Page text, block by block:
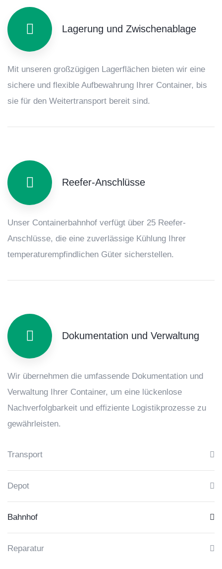
Transport
Depot
Bahnhof
Reparatur
Lagerung und Zwischenablage
Mit unseren großzügigen Lagerflächen bieten wir eine
sichere und flexible Aufbewahrung Ihrer Container, bis
sie für den Weitertransport bereit sind.
Reefer-Anschlüsse
Unser Containerbahnhof verfügt über 25 Reefer-
Anschlüsse, die eine zuverlässige Kühlung Ihrer
temperaturempfindlichen Güter sicherstellen.
Dokumentation und Verwaltung
Wir übernehmen die umfassende Dokumentation und
Verwaltung Ihrer Container, um eine lückenlose
Nachverfolgbarkeit und effiziente Logistikprozesse zu
gewährleisten.